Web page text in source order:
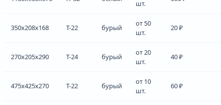
шт.
350x208x168 Т-22 бурый
от 50
шт.
20 ₽
270x205x290 Т-24 бурый
от 20
шт.
40 ₽
475x425x270 Т-22 бурый
от 10
шт.
60 ₽